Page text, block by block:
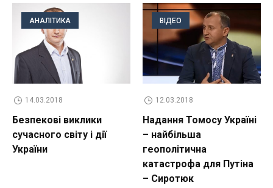
АНАЛІТИКА
14.03.2018
Безпекові виклики
сучасного світу і дії
України
ВІДЕО
12.03.2018
Надання Томосу Україні
– найбільша
геополітична
катастрофа для Путіна
– Сиротюк